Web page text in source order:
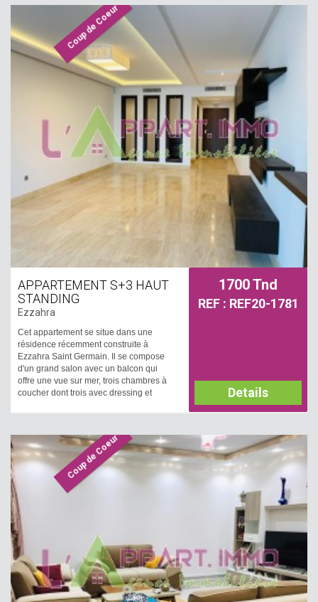
est équipé par un chauffage central. Une
entrée de voiture est disponible.
Coup de Coeur
APPARTEMENT S+3 HAUT
STANDING
Ezzahra
Cet appartement se situe dans une
résidence récemment construite à
Ezzahra Saint Germain. Il se compose
d'un grand salon avec un balcon qui
offre une vue sur mer, trois chambres à
coucher dont trois avec dressing et
aménagée et équipée par une plaque,
hotte, four, micro-onde, lave-vaisselle et
frigidaire avec accès à un grand séchoir.
Il est équipé par un chauffage central et
climatisation centrale. Une place parking
sous-sol est disponible.
1700 Tnd
REF : REF20-1781
Details
Coup de Coeur